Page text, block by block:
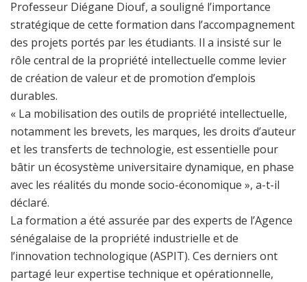
Professeur Diégane Diouf, a souligné l’importance
stratégique de cette formation dans l’accompagnement
des projets portés par les étudiants. Il a insisté sur le
rôle central de la propriété intellectuelle comme levier
de création de valeur et de promotion d’emplois
durables.
« La mobilisation des outils de propriété intellectuelle,
notamment les brevets, les marques, les droits d’auteur
et les transferts de technologie, est essentielle pour
bâtir un écosystème universitaire dynamique, en phase
avec les réalités du monde socio-économique », a-t-il
déclaré.
La formation a été assurée par des experts de l’Agence
sénégalaise de la propriété industrielle et de
l’innovation technologique (ASPIT). Ces derniers ont
partagé leur expertise technique et opérationnelle,